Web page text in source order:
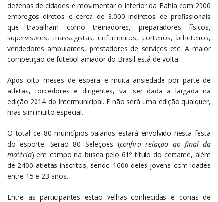
dezenas de cidades e movimentar o Interior da Bahia com 2000
empregos diretos e cerca de 8.000 indiretos de profissionais
que trabalham como treinadores, preparadores físicos,
supervisores, massagistas, enfermeiros, porteiros, bilheteiros,
vendedores ambulantes, prestadores de serviços etc. A maior
competição de futebol amador do Brasil está de volta.
Após oito meses de espera e muita ansiedade por parte de
atletas, torcedores e dirigentes, vai ser dada a largada na
edição 2014 do Intermunicipal. E não será uma edição qualquer,
mas sim muito especial.
O total de 80 municípios baianos estará envolvido nesta festa
do esporte. Serão 80 Seleções (confira relação ao final da
matéria) em campo na busca pelo 61º título do certame, além
de 2400 atletas inscritos, sendo 1600 deles jovens com idades
entre 15 e 23 anos.
Entre as participantes estão velhas conhecidas e donas de